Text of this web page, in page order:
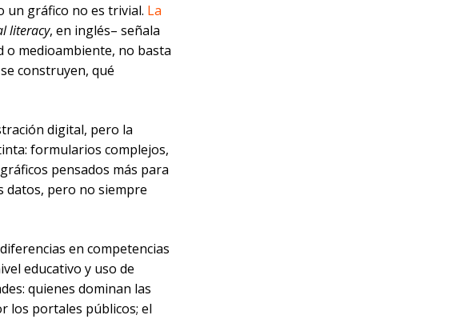
un gráfico no es trivial. La
literacy, en inglés– señala
o medioambiente, no basta
construyen, qué
digital, pero la
formularios complejos,
pensados más para
datos, pero no siempre
en competencias
educativo y uso de
quienes dominan las
los portales públicos; el